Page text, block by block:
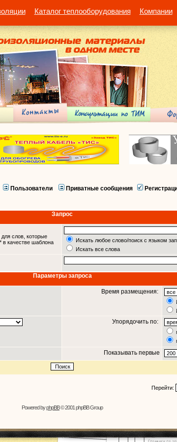
Каталог теплооборудования Компании
Пользователи Приватные сообщения
Запрос
для слов, которые
в качестве шаблона
Искать любое слово/поиск с языком
Искать все слова
Параметры запроса
Время размещения:
Упорядочить по:
Показывать первые
Перейти:
Powered byphpBB© 2001 phpBB Group